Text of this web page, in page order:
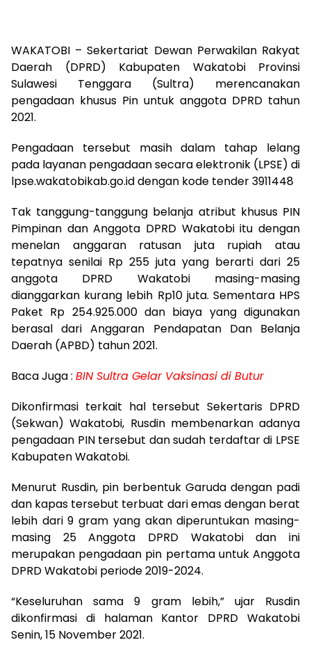
WAKATOBI – Sekertariat Dewan Perwakilan Rakyat
Daerah (DPRD) Kabupaten Wakatobi Provinsi
Sulawesi Tenggara (Sultra) merencanakan
pengadaan khusus Pin untuk anggota DPRD tahun
2021.
Pengadaan tersebut masih dalam tahap lelang
pada layanan pengadaan secara elektronik (LPSE) di
lpse.wakatobikab.go.id dengan kode tender 3911448
Tak tanggung-tanggung belanja atribut khusus PIN
Pimpinan dan Anggota DPRD Wakatobi itu dengan
menelan anggaran ratusan juta rupiah atau
tepatnya senilai Rp 255 juta yang berarti dari 25
anggota DPRD Wakatobi masing-masing
dianggarkan kurang lebih Rp10 juta. Sementara HPS
Paket Rp 254.925.000 dan biaya yang digunakan
berasal dari Anggaran Pendapatan Dan Belanja
Daerah (APBD) tahun 2021.
Baca Juga : BIN Sultra Gelar Vaksinasi di Butur
Dikonfirmasi terkait hal tersebut Sekertaris DPRD
(Sekwan) Wakatobi, Rusdin membenarkan adanya
pengadaan PIN tersebut dan sudah terdaftar di LPSE
Kabupaten Wakatobi.
Menurut Rusdin, pin berbentuk Garuda dengan padi
dan kapas tersebut terbuat dari emas dengan berat
lebih dari 9 gram yang akan diperuntukan masing-
masing 25 Anggota DPRD Wakatobi dan ini
merupakan pengadaan pin pertama untuk Anggota
DPRD Wakatobi periode 2019-2024.
“Keseluruhan sama 9 gram lebih,” ujar Rusdin
dikonfirmasi di halaman Kantor DPRD Wakatobi
Senin, 15 November 2021.